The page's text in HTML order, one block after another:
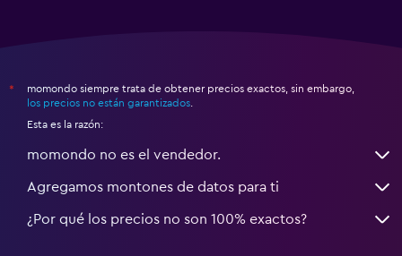
*
momondo siempre trata de obtener precios exactos, sin embargo,
los precios no están garantizados
Esta es la razón:
momondo no es el vendedor.
Agregamos montones de datos para ti
¿Por qué los precios no son 100% exactos?